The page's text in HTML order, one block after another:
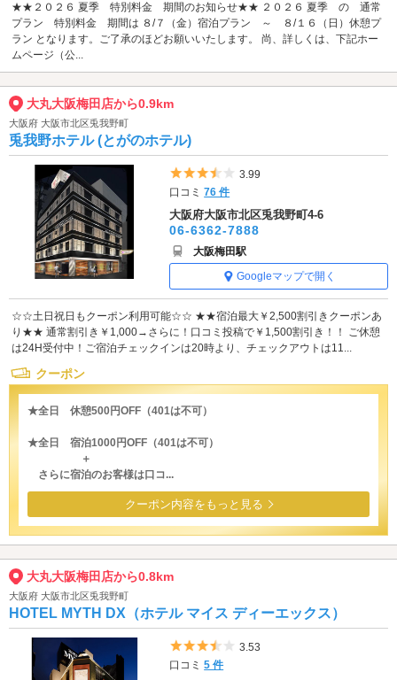
★★２０２６ 夏季 特別料金 期間のお知らせ★★ ２０２６ 夏季 の 通常
プラン 特別料金 期間は ８/７（金）宿泊プラン ～ ８/１６（日）休憩プ
ラン となります。ご了承のほどお願いいたします。 尚、詳しくは、下記ホー
ムページ（公...
大丸大阪梅田店から0.9km
大阪府 大阪市北区兎我野町
兎我野ホテル (とがのホテル)
5つ星のうち3.5
3.99
口コミ76 件
大阪府大阪市北区兎我野町4-6
06-6362-7888
大阪梅田駅
Googleマップで開く
☆☆土日祝日もクーポン利用可能☆☆ ★★宿泊最大￥2,500割引きクーポンあ
り★★ 通常割引き￥1,000→さらに！口コミ投稿で￥1,500割引き！！ ご休憩
は24H受付中！ご宿泊チェックインは20時より、チェックアウトは11...
クーポン
★全日 休憩500円OFF（401は不可）
★全日 宿泊1000円OFF（401は不可）
＋
さらに宿泊のお客様は口コ...
クーポン内容をもっと見る
大丸大阪梅田店から0.8km
大阪府 大阪市北区兎我野町
HOTEL MYTH DX（ホテル マイス ディーエックス）
5つ星のうち3.5
3.53
口コミ5 件